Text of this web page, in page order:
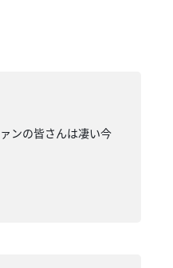
ンの皆さんは凄い今